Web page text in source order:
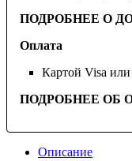
ПОДРОБНЕЕ О
Оплата
Картой Visa или
ПОДРОБНЕЕ ОБ
Описание